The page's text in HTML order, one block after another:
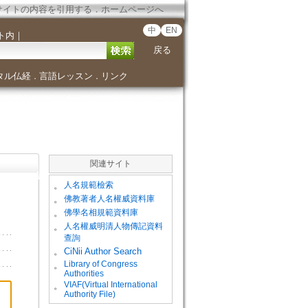
イトの内容を引用する．ホームページへ
内 ｜ 中 EN
戻る
ル仏経． 言語レッスン ． リンク
関連サイト
。 人名規範檢索
。 佛教著者人名權威資料庫
。 佛學名相規範資料庫
。
人名權威明清人物傳記資料
查詢
。
CiNii Author Search
。
Library of Congress
Authorities
。
VIAF(Virtual International
Authority File)